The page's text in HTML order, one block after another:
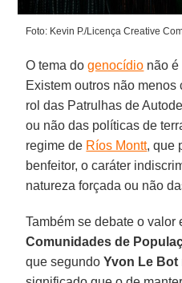
Foto: Kevin P./Licença Creative
O tema do genocídio não é
Existem outros não
rol das Patrulhas de
ou não das políticas de
regime de Ríos Montt, que
benfeitor, o caráter
natureza forçada ou não
Também se debate o valor
Comunidades de
que segundoYvon Le Bot